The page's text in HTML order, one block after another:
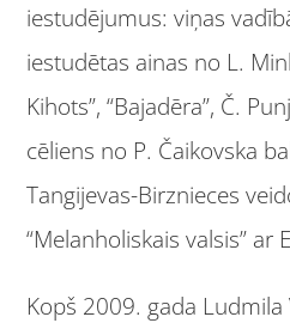
iestudējumus: viņas
iestudētas ainas no L.
Kihots”, “Bajadēra”, Č.
cēliens no P. Čaikovska
Tangijevas-Birznieces
“Melanholiskais valsis” ar
Kopš 2009. gada